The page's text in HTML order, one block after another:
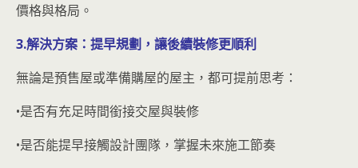
價格與格局。
3.解決方案：提早規劃，讓後續裝修更順利
無論是預售屋或準備購屋的屋主，都可提前思考：
•是否有充足時間銜接交屋與裝修
•是否能提早接觸設計團隊，掌握未來施工節奏